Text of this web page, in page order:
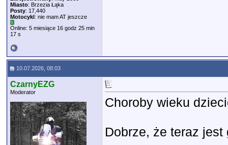
Miasto: Brzezia Łąka
Posty: 17,440
Motocykl: nie mam AT jeszcze
Online: 5 miesiące 16 godz 25 min
17 s
10.07.2026, 08:03
CzarnyEZG
Moderator
Choroby wieku
Dobrze, że teraz